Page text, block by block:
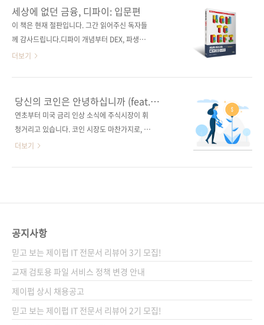
미래 지은이 코인게코옮긴이 디파이크루감수자
(없음)시리즈 (없음)출판일 2022. 06. 15페이지
284쪽판 형..
는 전망도 나오고 있습니다. 사실 ‘알고리즘 스테
이블코인’은 2020년 말부터 여럿 출시되었지만
페깅(pegging, 가치 고정)을 유지한 코인은 얼
이: 심화편》 88쪽 이들 대다수는 시뇨리지
(seigniorage) 모델을 채택했고, 공통된 실패
은 이번에 제이펍에서 나온 《세상에 없던 금융,
디파이: 심화편》 6.7절에서 찾을 수 있습니다.
물론 이 책의 원서도 2021년 출간되었고 ..
세상에 없던 금융, 디파이: 입문편
이 책은 현재 절판입니다. 그간 읽어주신 독자들
께 감사드립니다.디파이 개념부터 DEX, 파생상
품, 이자 농사까지 따라 하며 배우는 탈중앙화 금
크] [쿠팡] 전자책 구매 사이트(가나다순)[교보문
고] [구글북스] [리디북스] [알라딘] [예스이십
사] 출판사 제이펍저작권사 Gecko Lab 원서명
세상에 없던 금융, 디파이: 입문편부제 은행 없는
대출, 꽝이 없는 복권, 실시간 스트리밍 지불 등
더보기
당신의 코인은 안녕하십니까 (feat.
디파이)
연초부터 미국 금리 인상 소식에 주식시장이 휘
청거리고 있습니다. 코인 시장도 마찬가지로, 비
트코인이 두 달 만에 ‘반토막’이 났습니다. 이는
년 탄생해 1원(?)도 안 되던 비트코인은 해마다
오늘날 투기 대상으로서의 암호화폐에 대한 우
려의 시각은 여전히 존재하지만, 블록체인이라
는 기술 자체의 효용을 부정하는 사람은 없을 겁
니다. IT에 해박하고 블록체인의 가치를 높게 본
사람들은 각종 이슈, 예를 들어..
더보기
공지사항
믿고 보는 제이펍 IT 전문서 리뷰어 3기 모집!
교재 검토용 파일 서비스 정책 변경 안내
제이펍 상시 채용공고
믿고 보는 제이펍 IT 전문서 리뷰어 2기 모집!